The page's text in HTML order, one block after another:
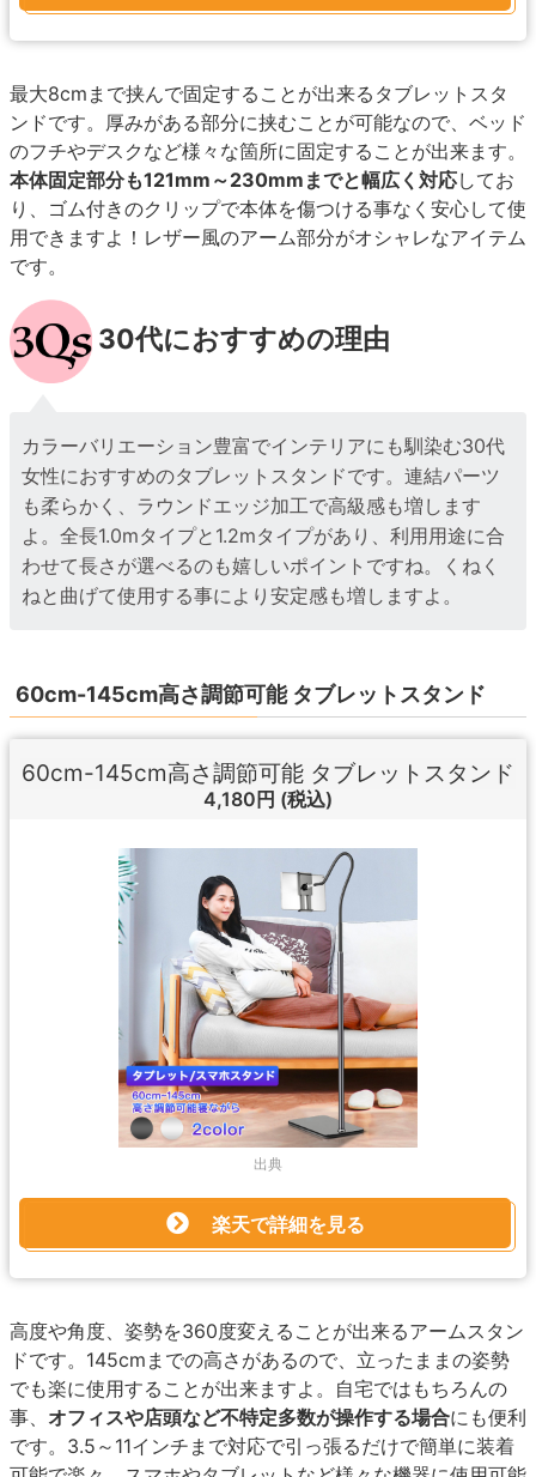
最大8cmまで挟んで固定することが出来るタブレットスタ
ンドです。厚みがある部分に挟むことが可能なので、ベッド
のフチやデスクなど様々な箇所に固定することが出来ます。
本体固定部分も121mm～230mmまでと幅広く対応してお
り、ゴム付きのクリップで本体を傷つける事なく安心して使
用できますよ！レザー風のアーム部分がオシャレなアイテム
です。
30代におすすめの理由
カラーバリエーション豊富でインテリアにも馴染む30代
女性におすすめのタブレットスタンドです。連結パーツ
も柔らかく、ラウンドエッジ加工で高級感も増します
よ。全長1.0mタイプと1.2mタイプがあり、利用用途に合
わせて長さが選べるのも嬉しいポイントですね。くねく
ねと曲げて使用する事により安定感も増しますよ。
60cm-145cm高さ調節可能 タブレットスタンド
60cm-145cm高さ調節可能 タブレットスタンド
4,180円 (税込)
出典
楽天で詳細を見る
高度や角度、姿勢を360度変えることが出来るアームスタン
ドです。145cmまでの高さがあるので、立ったままの姿勢
でも楽に使用することが出来ますよ。自宅ではもちろんの
事、 オフィスや店頭など不特定多数が操作する場合にも便利
です。3.5～11インチまで対応で引っ張るだけで簡単に装着